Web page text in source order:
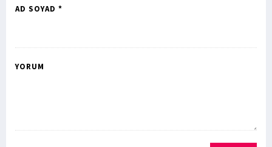
AD SOYAD *
YORUM